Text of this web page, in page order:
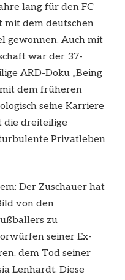
lang für den FC
mit dem deutschen
gewonnen. Auch mit
war der 37-
ARD-Doku „Being
mit dem früheren
seine Karriere
die dreiteilige
Privatleben
Der Zuschauer hat
von den
zu
seiner Ex-
dem Tod seiner
Lenhardt. Diese